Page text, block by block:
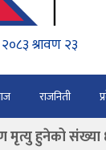
राजनिती
उडानमार्फत
रुपमा
अनुसन्धान र
ओली र
मृत्यु हुनेको संख्या